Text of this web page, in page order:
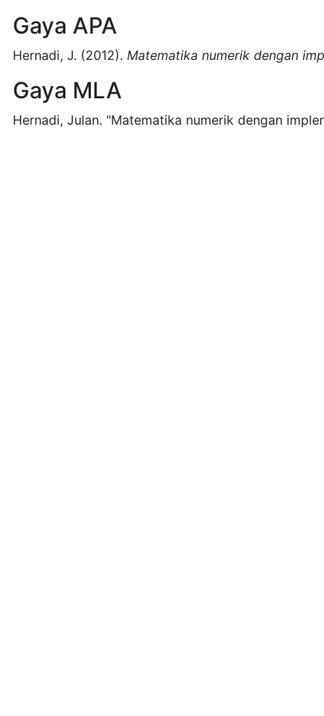
Gaya APA
Hernadi, J. (2012). Matematika numerik dengan
Gaya MLA
Hernadi, Julan. "Matematika numerik dengan